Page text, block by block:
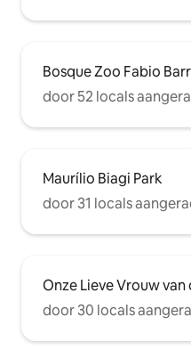
Bosque Zoo Fabio
door 52 locals
Maurílio Biagi Park
door 31 locals
Onze Lieve Vrouw
door 30 locals